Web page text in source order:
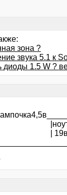
зона ?
звука 5.1 к
диоды 1.5 W ?